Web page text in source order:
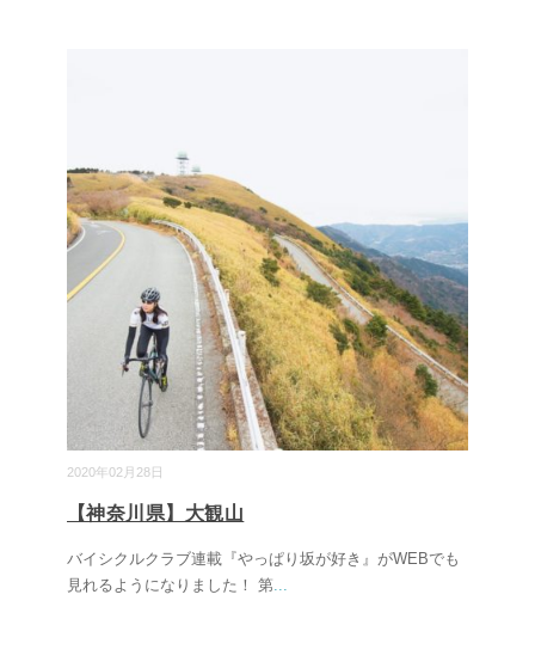
2020年02月28日
【神奈川県】大観山
バイシクルクラブ連載『やっぱり坂が好き』がWEBでも
見れるようになりました！ 第...